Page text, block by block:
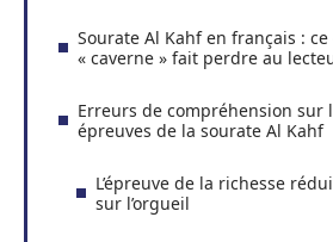
Sourate Al Kahf en français :
« caverne » fait perdre au
Erreurs de compréhension sur
épreuves de la sourate Al Kahf
L’épreuve de la richesse
sur l’orgueil